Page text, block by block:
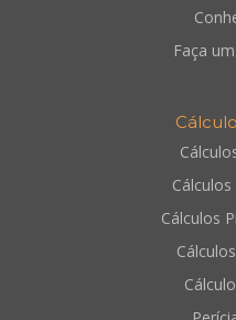
Faça
Cálculos